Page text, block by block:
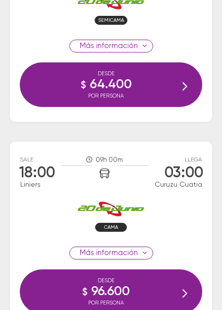
SEMICAMA
información
DESDE
$ 64.400
POR PERSONA
SALE
18:00
Liniers
09h 00m LLEGA
03:00
Curuzu Cuatia
CAMA
información
DESDE
$ 96.600
POR PERSONA